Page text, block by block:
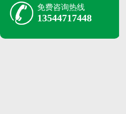
免费咨询热线
13544717448